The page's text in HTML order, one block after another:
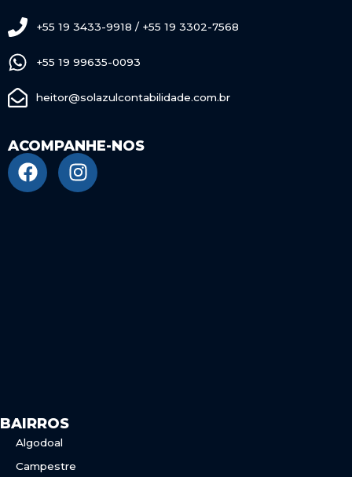
+55 19 3433-9918 / +55 19 3302-7568
+55 19 99635-0093
heitor@solazulcontabilidade.com.br
ACOMPANHE-NOS
F
a
I
n
BAIRROS
Algodoal
Campestre